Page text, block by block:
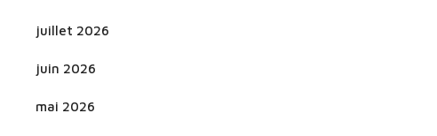
juillet 2026
juin 2026
mai 2026